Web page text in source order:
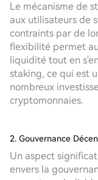
Le mécanisme de
aux utilisateurs de
contraints par de
flexibilité permet
liquidité tout en
staking, ce qui est
nombreux
cryptomonnaies.
2. Gouvernance
Un aspect
envers la